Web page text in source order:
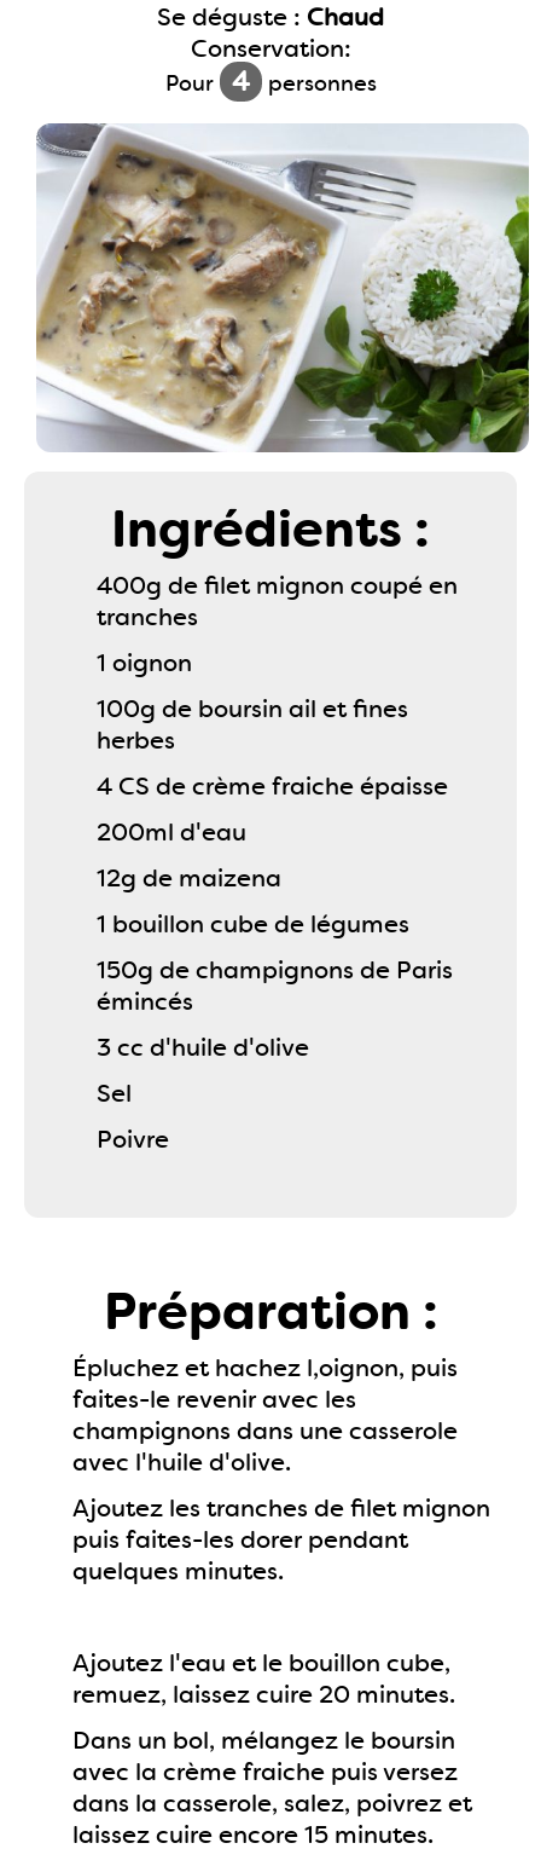
Se déguste : Chaud
Conservation:
Pour 4 personnes
Ingrédients :
400g de filet mignon coupé en
tranches
1 oignon
100g de boursin ail et fines
herbes
4 CS de crème fraiche épaisse
200ml d'eau
12g de maizena
1 bouillon cube de légumes
150g de champignons de Paris
émincés
3 cc d'huile d'olive
Sel
Poivre
Préparation :
Épluchez et hachez l,oignon, puis
faites-le revenir avec les
champignons dans une casserole
avec l'huile d'olive.
Ajoutez les tranches de filet mignon
puis faites-les dorer pendant
quelques minutes.
Ajoutez l'eau et le bouillon cube,
remuez, laissez cuire 20 minutes.
Dans un bol, mélangez le boursin
avec la crème fraiche puis versez
dans la casserole, salez, poivrez et
laissez cuire encore 15 minutes.